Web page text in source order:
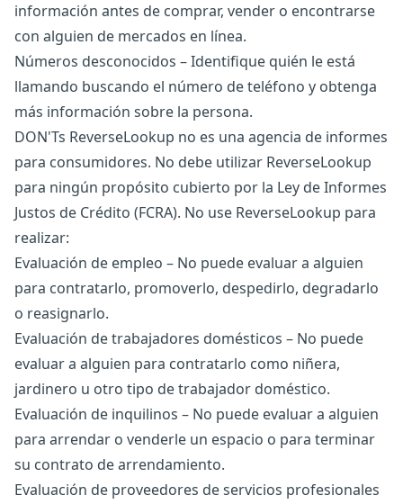
información antes de comprar, vender o encontrarse
con alguien de mercados en línea.
Números desconocidos – Identifique quién le está
llamando buscando el número de teléfono y obtenga
más información sobre la persona.
DON'Ts ReverseLookup no es una agencia de informes
para consumidores. No debe utilizar ReverseLookup
para ningún propósito cubierto por la Ley de Informes
Justos de Crédito (FCRA). No use ReverseLookup para
realizar:
Evaluación de empleo – No puede evaluar a alguien
para contratarlo, promoverlo, despedirlo, degradarlo
o reasignarlo.
Evaluación de trabajadores domésticos – No puede
evaluar a alguien para contratarlo como niñera,
jardinero u otro tipo de trabajador doméstico.
Evaluación de inquilinos – No puede evaluar a alguien
para arrendar o venderle un espacio o para terminar
su contrato de arrendamiento.
Evaluación de proveedores de servicios profesionales